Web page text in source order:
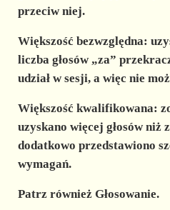
przeciw niej.
Większość bezwzględna:
liczba głosów „za”
udział w sesji, a więc nie
Większość kwalifikowana:
uzyskano więcej głosów niż
dodatkowo przedstawiono
wymagań.
Patrz również Głosowanie.